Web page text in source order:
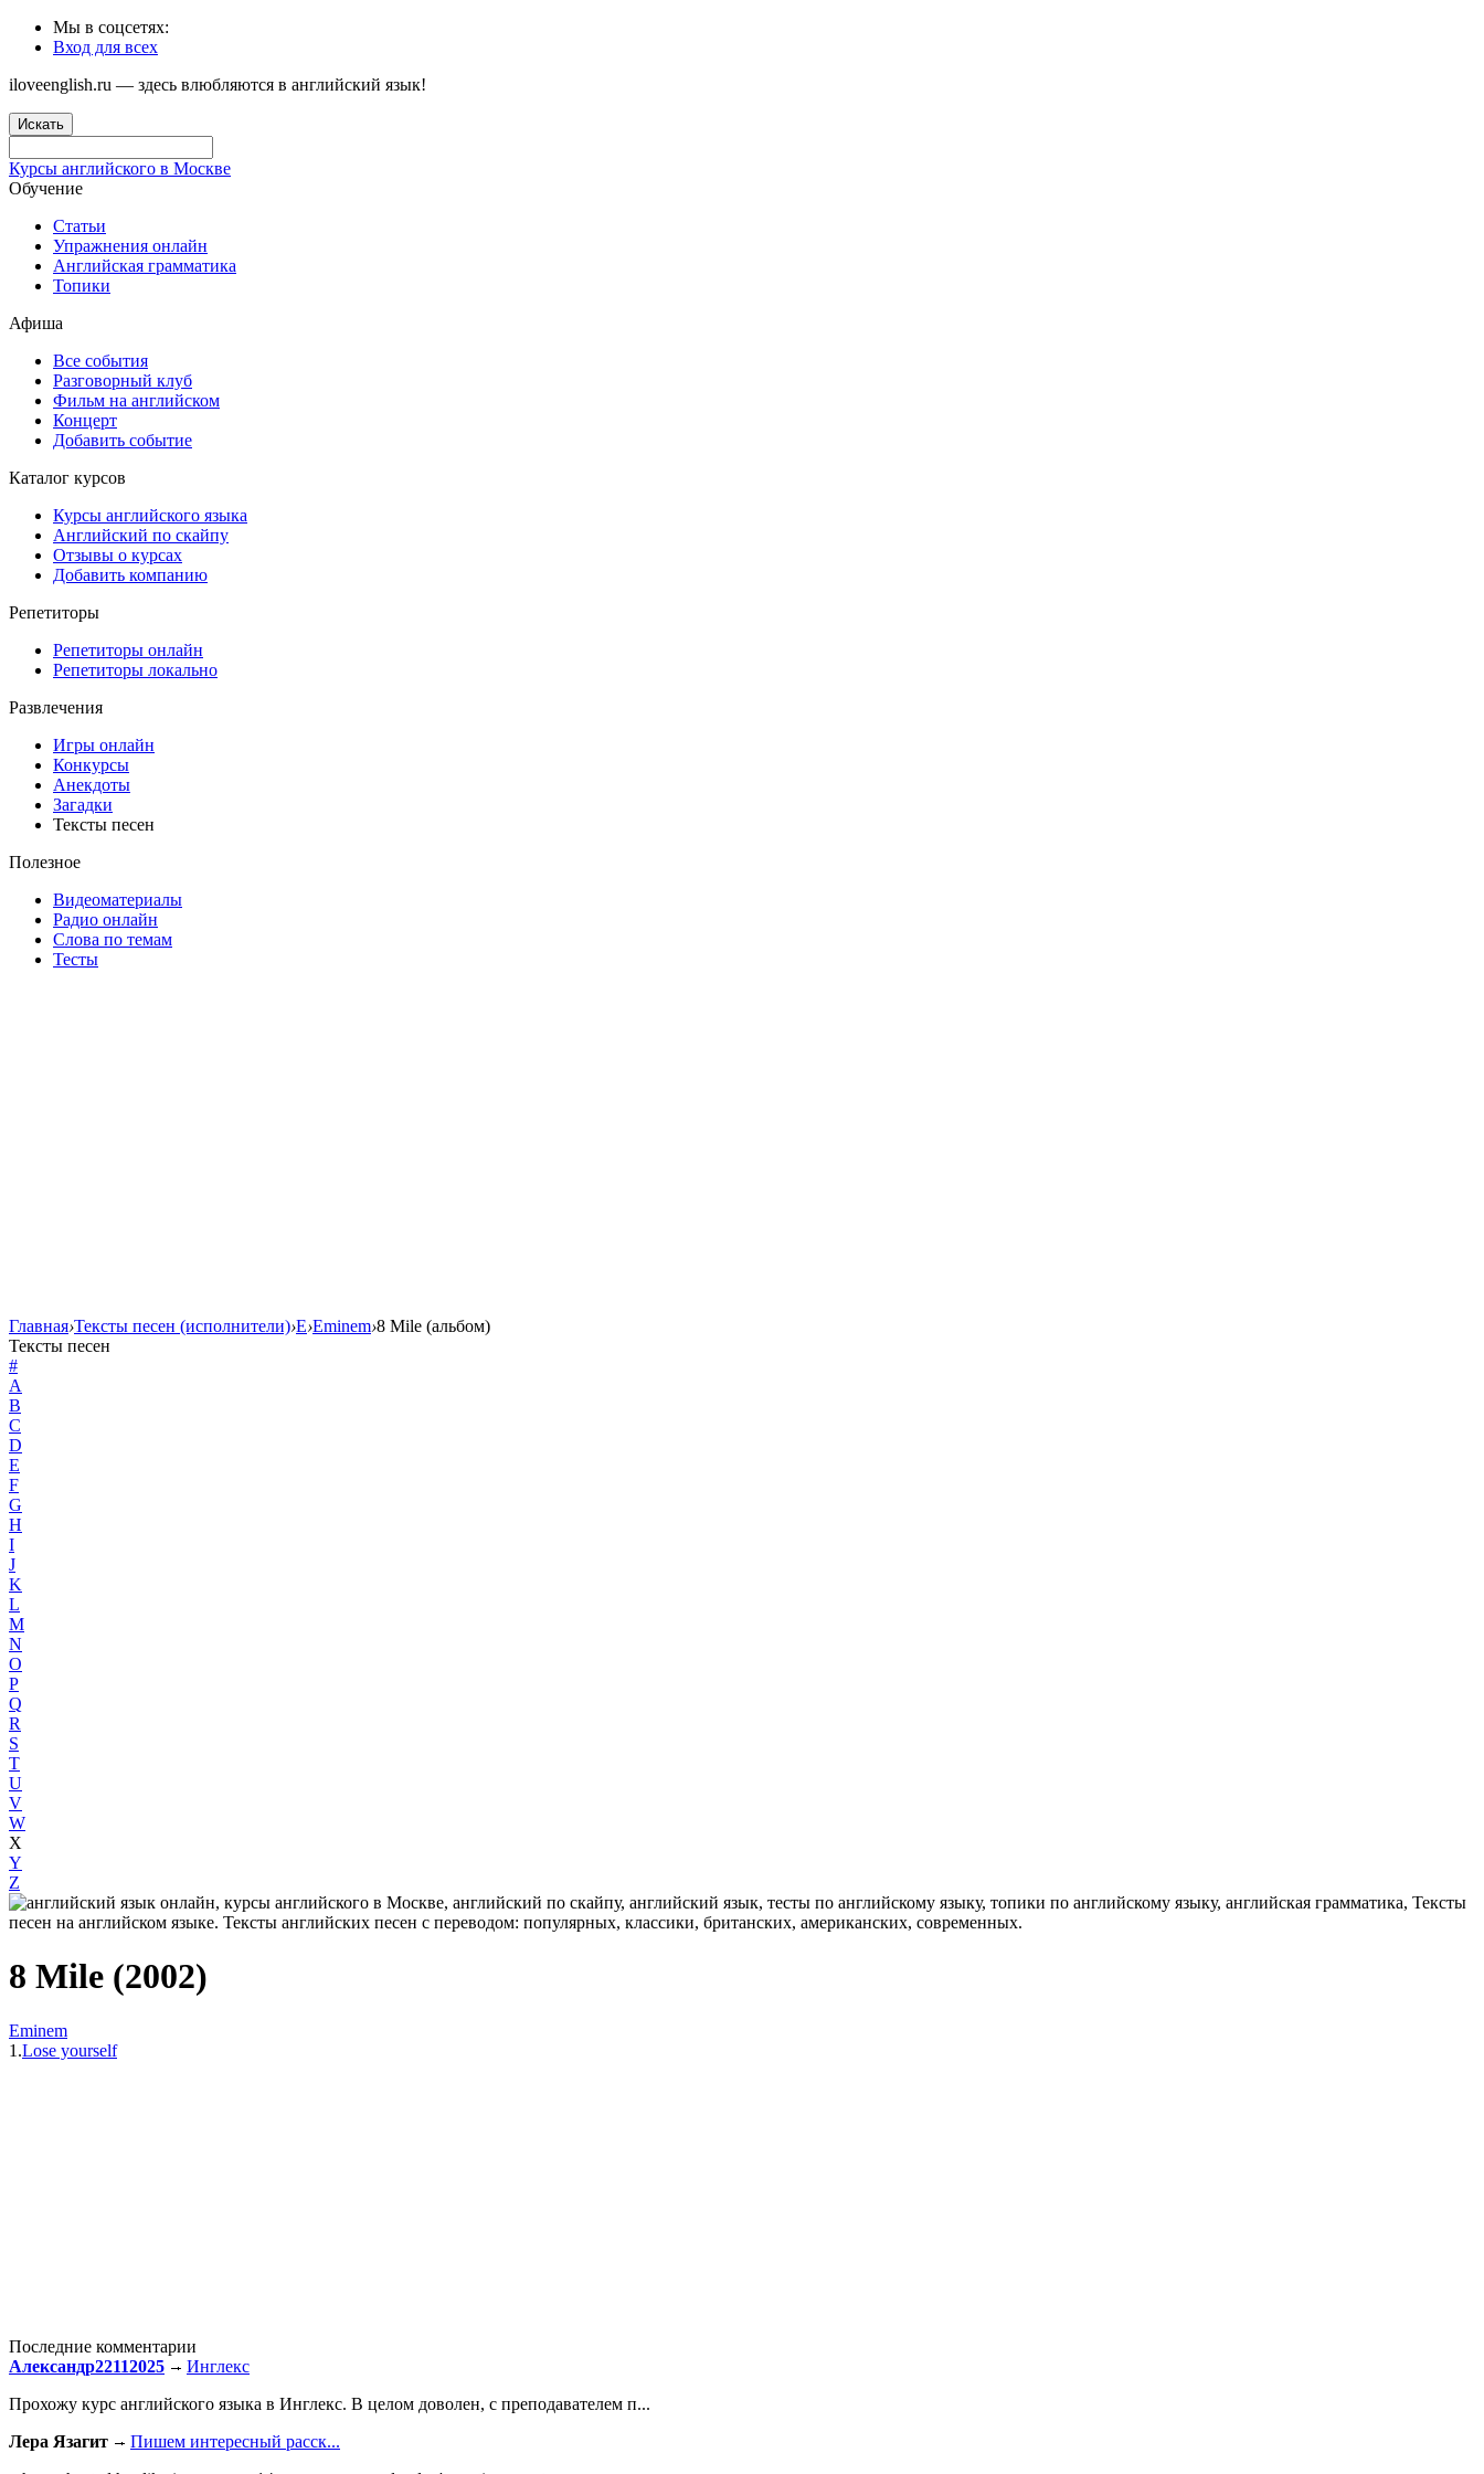
Мы в соцсетях:
Вход для всех
iloveenglish.ru — здесь влюбляются в английский язык!
Искать
Курсы английского в Москве
Обучение
Статьи
Упражнения онлайн
Английская грамматика
Топики
Афиша
Все события
Разговорный клуб
Фильм на английском
Концерт
Добавить событие
Каталог курсов
Курсы английского языка
Английский по скайпу
Отзывы о курсах
Добавить компанию
Репетиторы
Репетиторы онлайн
Репетиторы локально
Развлечения
Игры онлайн
Конкурсы
Анекдоты
Загадки
Тексты песен
Полезное
Видеоматериалы
Радио онлайн
Слова по темам
Тесты
Главная›Тексты песен (исполнители)›E›Eminem›8 Mile (альбом)
Тексты песен
#
A
B
C
D
E
F
G
H
I
J
K
L
M
N
O
P
Q
R
S
T
U
V
W
X
Y
Z
8 Mile (2002)
Eminem
1.Lose yourself
Последние комментарии
Александр22112025
Инглекс
Прохожу курс английского языка в Инглекс. В целом доволен, с преподавателем п...
Лера Язагит
Пишем интересный расск...